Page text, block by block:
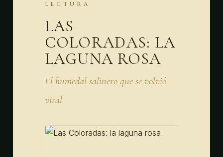
LECTURA
LAS
COLORADAS: LA
LAGUNA ROSA
El humedal salinero que se volvió
viral